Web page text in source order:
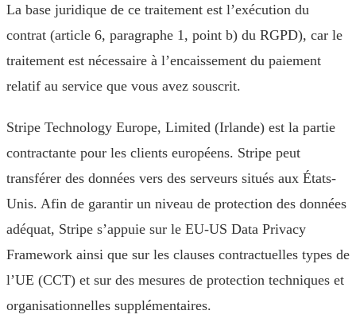
La base juridique de ce traitement est l’exécution du
contrat (article 6, paragraphe 1, point b) du RGPD), car le
traitement est nécessaire à l’encaissement du paiement
relatif au service que vous avez souscrit.
Stripe Technology Europe, Limited (Irlande) est la partie
contractante pour les clients européens. Stripe peut
transférer des données vers des serveurs situés aux États-
Unis. Afin de garantir un niveau de protection des données
adéquat, Stripe s’appuie sur le EU-US Data Privacy
Framework ainsi que sur les clauses contractuelles types de
l’UE (CCT) et sur des mesures de protection techniques et
organisationnelles supplémentaires.